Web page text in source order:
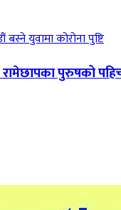
रामेछापका पुरुषको